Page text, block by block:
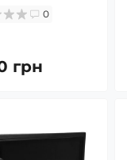
0
грн